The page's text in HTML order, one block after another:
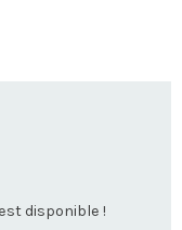
disponible !